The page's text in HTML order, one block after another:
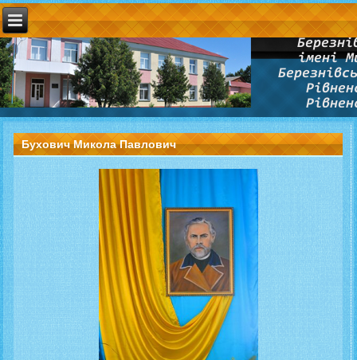
Бухович Микола Павлович